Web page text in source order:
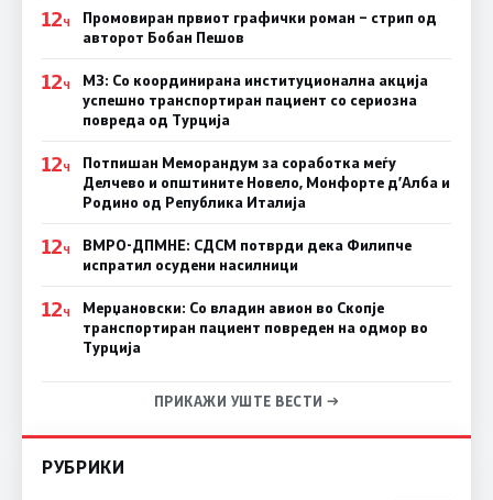
12Ч
Промовиран првиот графички роман – стрип од
авторот Бобан Пешов
12Ч
МЗ: Со координирана институционална акција
успешно транспортиран пациент со сериозна
повреда од Турција
12Ч
Потпишан Меморандум за соработка меѓу
Делчево и општините Новело, Монфорте д’Алба и
Родино од Република Италија
12Ч
ВМРО-ДПМНЕ: СДСM потврди дека Филипче
испратил осудени насилници
12Ч
Мерџановски: Со владин авион во Скопје
транспортиран пациент повреден на одмор во
Турција
ПРИКАЖИ УШТЕ ВЕСТИ →
РУБРИКИ